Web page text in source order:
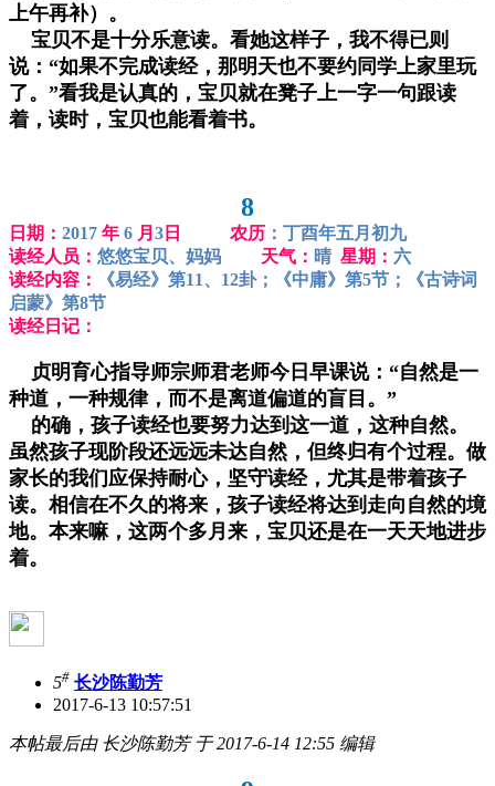
上午再补）。
宝贝不是十分乐意读。看她这样子，我不得已则
说：“如果不完成读经，那明天也不要约同学上家里玩
了。”看我是认真的，宝贝就在凳子上一字一句跟读
着，读时，宝贝也能看着书。
8
日期： 2017 年 6 月 3 日 农历 ：丁酉年五月初九
读经人员： 悠悠宝贝、妈妈 天气： 晴 星期： 六
读经内容：
《易经》第11、12卦；《中庸》第5节；《古诗词
启蒙》第8节
读经日记：
贞明育心指导师宗师君老师今日早课说：“自然是一
种道，一种规律，而不是离道偏道的盲目。”
的确，孩子读经也要努力达到这一道，这种自然。
虽然孩子现阶段还远远未达自然，但终归有个过程。做
家长的我们应保持耐心，坚守读经，尤其是带着孩子
读。相信在不久的将来，孩子读经将达到走向自然的境
地。本来嘛，这两个多月来，宝贝还是在一天天地进步
着。
5# 长沙陈勤芳
2017-6-13 10:57:51
本帖最后由 长沙陈勤芳 于 2017-6-14 12:55 编辑